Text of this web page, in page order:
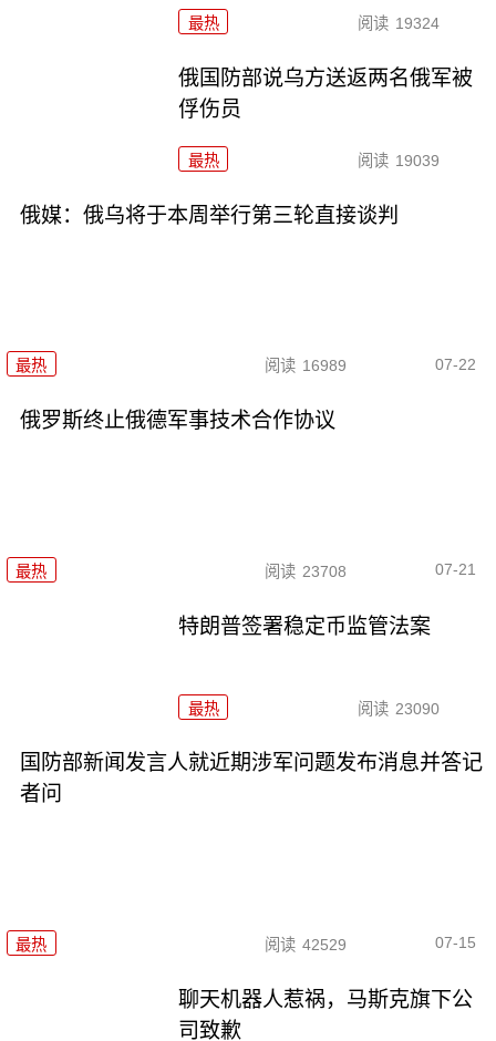
最热 阅读 19324
俄国防部说乌方送返两名俄军被
俘伤员
最热 阅读 19039
俄媒：俄乌将于本周举行第三轮直接谈判
最热 阅读 16989 07-22
俄罗斯终止俄德军事技术合作协议
最热 阅读 23708 07-21
特朗普签署稳定币监管法案
最热 阅读 23090
国防部新闻发言人就近期涉军问题发布消息并答记
者问
最热 阅读 42529 07-15
聊天机器人惹祸，马斯克旗下公
司致歉